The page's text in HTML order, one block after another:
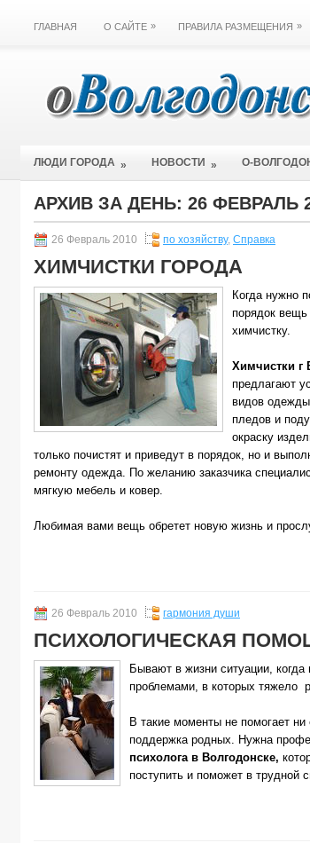
ГЛАВНАЯ О САЙТЕ » ПРАВИЛА РАЗМЕЩЕНИЯ »
ЛЮДИ ГОРОДА » НОВОСТИ » О-
АРХИВ ЗА ДЕНЬ: 26 ФЕВРАЛЬ
26 Февраль 2010 по хозяйству, Справка
ХИМЧИСТКИ ГОРОДА
Когда нужно
порядок вещь
химчистку.
Химчистки г
предлагают
видов
пледов и
окраску
только почистят и приведут в порядок, но и
ремонту одежда. По желанию заказчика
мягкую мебель и ковер.
Любимая вами вещь обретет новую жизнь и
26 Февраль 2010 гармония души
ПСИХОЛОГИЧЕСКАЯ
Бывают в жизни ситуации,
проблемами, в которых тяжело
В такие моменты не помогает ни
поддержка родных. Нужна
психолога в Волгодонске,
поступить и поможет в трудной